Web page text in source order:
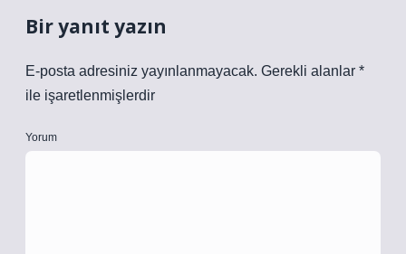
Bir yanıt yazın
E-posta adresiniz yayınlanmayacak. Gerekli alanlar *
ile işaretlenmişlerdir
Yorum